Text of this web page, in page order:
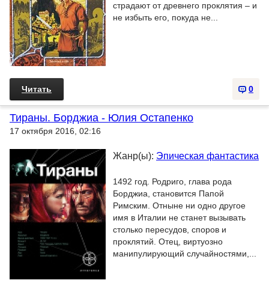
страдают от древнего проклятия – и
не избыть его, покуда не...
0
Читать
Тираны. Борджиа - Юлия Остапенко
17 октября 2016, 02:16
Жанр(ы): Эпическая фантастика
1492 год. Родриго, глава рода
Борджиа, становится Папой
Римским. Отныне ни одно другое
имя в Италии не станет вызывать
столько пересудов, споров и
проклятий. Отец, виртуозно
манипулирующий случайностями,...